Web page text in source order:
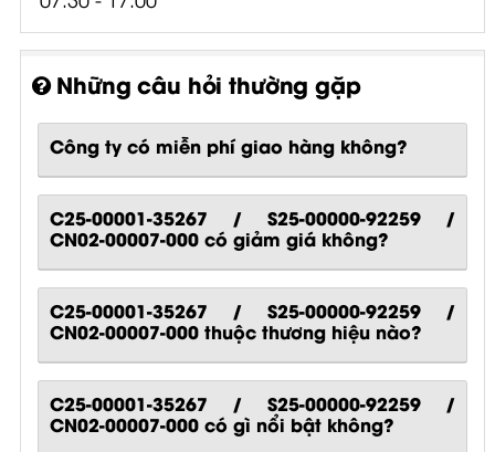
Những câu hỏi thường gặp
Công ty có miễn phí giao hàng không?
C25-00001-35267 / S25-00000-92259 /
CN02-00007-000 có giảm giá không?
C25-00001-35267 / S25-00000-92259 /
CN02-00007-000 thuộc thương hiệu nào?
C25-00001-35267 / S25-00000-92259 /
CN02-00007-000có gì nổi bật không?